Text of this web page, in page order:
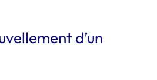
d’un